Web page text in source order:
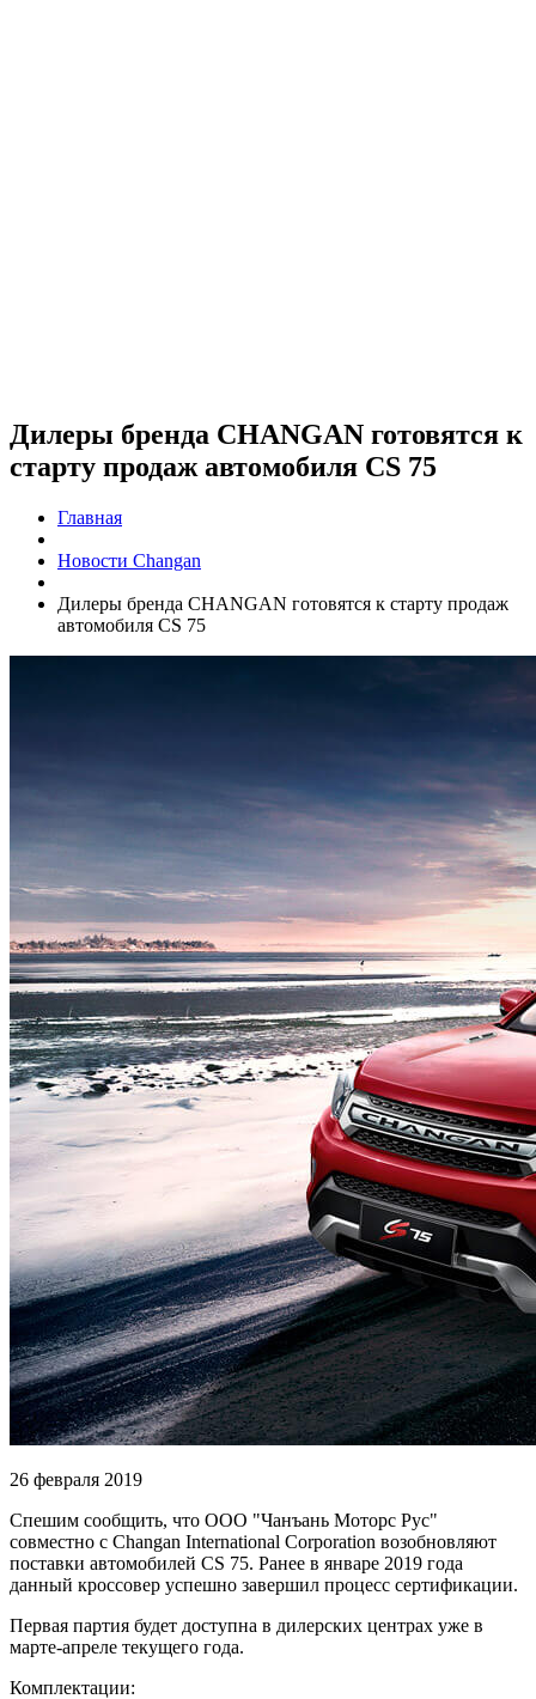
Дилеры бренда CHANGAN готовятся к
старту продаж автомобиля CS 75
Главная
Новости Changan
Дилеры бренда CHANGAN готовятся к старту продаж
автомобиля CS 75
26 февраля 2019
Спешим сообщить, что ООО "Чанъань Моторс Рус"
совместно с Changan International Corporation возобновляют
поставки автомобилей CS 75. Ранее в январе 2019 года
данный кроссовер успешно завершил процесс сертификации.
Первая партия будет доступна в дилерских центрах уже в
марте-апреле текущего года.
Комплектации: